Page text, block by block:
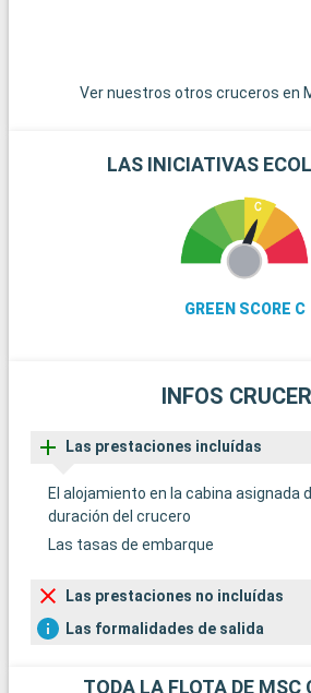
Ver nuestros otros cruceros en
LAS INICIATIVAS
GREEN SCORE C
INFOS
Las prestaciones incluídas
El alojamiento en la cabina asignada
duración del crucero
Las tasas de embarque
Las prestaciones no incluídas
Las formalidades de salida
TODA LA FLOTA DE MSC